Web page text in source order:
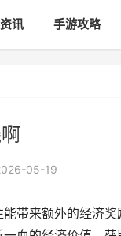
讯 手游攻略
05-19
带来额外的经济